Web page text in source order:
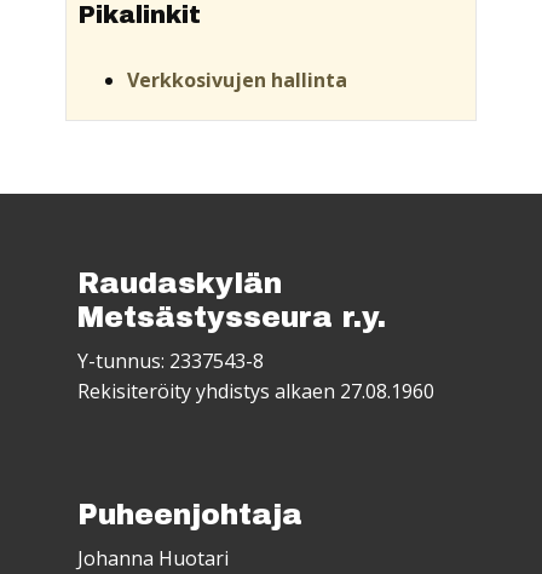
Pikalinkit
Verkkosivujen hallinta
Raudaskylän
Metsästysseura r.y.
Y-tunnus: 2337543-8
Rekisiteröity yhdistys alkaen 27.08.1960
Puheenjohtaja
Johanna Huotari